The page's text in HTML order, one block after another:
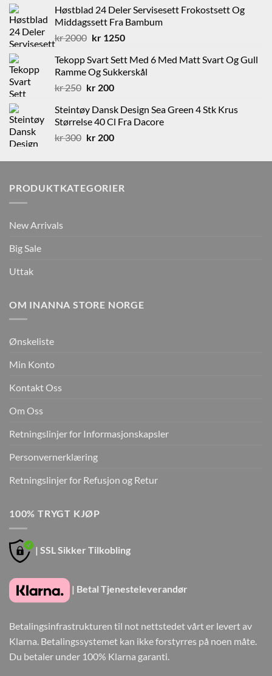
Høstblad 24 Deler Servisesett Frokostsett Og
Middagssett Fra Bambum
kr2000 Opprinnelig
var:
kr 2000.
kr1250Nåværende
er:
kr 1250.
Tekopp Svart Sett Med 6 Med Matt Svart Og Gull
Ramme Og Sukkerskål
kr250 Opprinnelig
var:
kr 250.
kr200Nåværende
er:
kr 200.
Steintøy Dansk Design Sea Green 4 Stk Krus
Størrelse 40 Cl Fra Dacore
kr300 Opprinnelig
var:
kr200Nåværende
er:
PRODUKTKATEGORIER
New Arrivals
Big Sale
Uttak
OM INANNA STORE NORGE
Ønskeliste
Min Konto
Kontakt Oss
Om Oss
Retningslinjer for Informasjonskapsler
Personvernerklæring
Retningslinjer for Refusjon og Retur
100% TRYGT KJØP
| SSL Sikker Tilkobling
| Betal Tjenesteleverandør
Betalingsinfrastrukturen til not nettstedet vårt er levert av
Klarna. Betalingssystemet kan ikke forstyrres på noen måte.
Du betaler under 100% Klarna garanti.